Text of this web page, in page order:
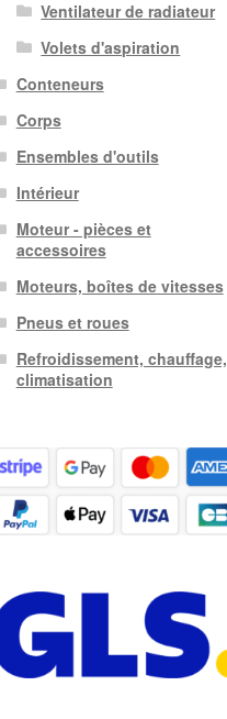
Ventilateur de radiateur
Volets d'aspiration
Conteneurs
Corps
Ensembles d'outils
Intérieur
Moteur - pièces et
accessoires
Moteurs, boîtes de vitesses
Pneus et roues
Refroidissement, chauffage,
climatisation